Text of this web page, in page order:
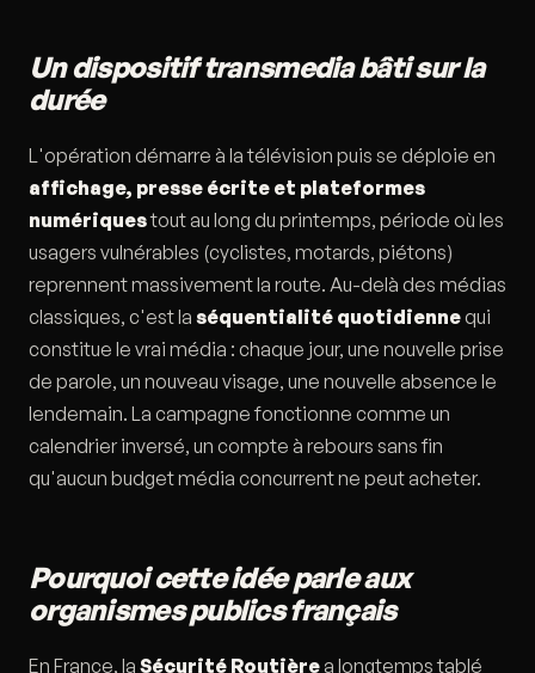
Un dispositif transmedia bâti sur la
durée
L'opération démarre à la télévision puis se déploie en
affichage, presse écrite et plateformes
numériquestout au long du printemps, période où les
usagers vulnérables (cyclistes, motards, piétons)
reprennent massivement la route. Au-delà des médias
classiques, c'est la séquentialité quotidiennequi
constitue le vrai média : chaque jour, une nouvelle prise
de parole, un nouveau visage, une nouvelle absence le
lendemain. La campagne fonctionne comme un
calendrier inversé, un compte à rebours sans fin
qu'aucun budget média concurrent ne peut acheter.
Pourquoi cette idée parle aux
organismes publics français
En France, la Sécurité Routière a longtemps tablé